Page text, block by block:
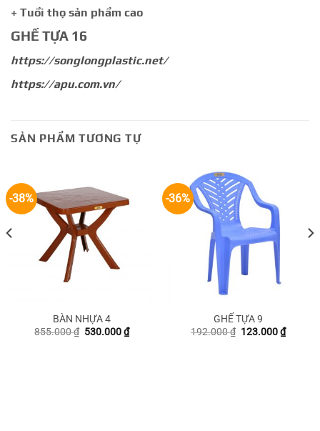
+ Tuổi thọ sản phẩm cao
GHẾ TỰA 16
https://songlongplastic.net/
https://apu.com.vn/
SẢN PHẨM TƯƠNG TỰ
-38%
BÀN NHỰA 4
855.000₫ Giá
530.000₫Giá
hiện
-36%
GHẾ TỰA 9
192.000₫ Giá
123.000₫Giá
hiện